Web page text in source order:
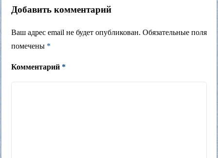
Добавить комментарий
Ваш адрес email не будет опубликован. Обязательные поля
помечены *
Комментарий *